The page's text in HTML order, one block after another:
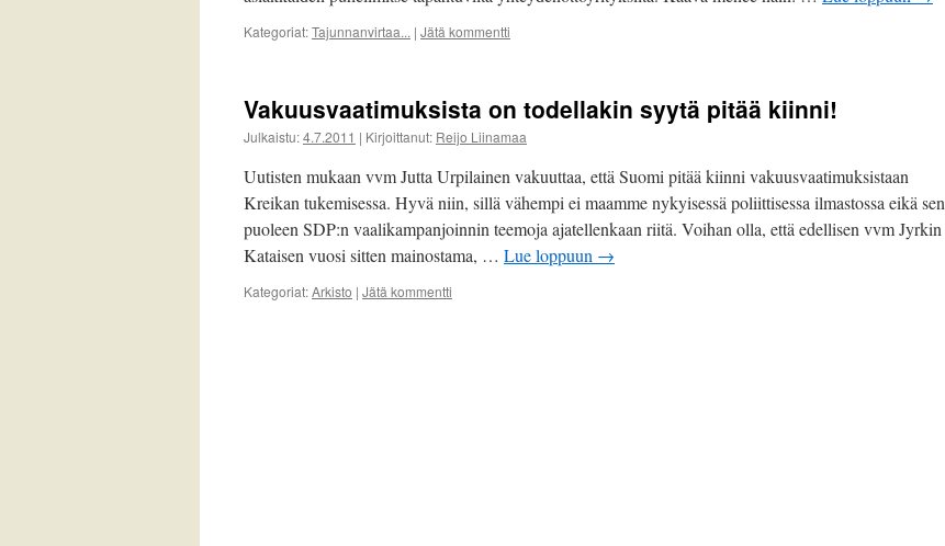
Kategoriat:Tajunnanvirtaa... | Jätä kommentti
Vakuusvaatimuksista on todellakin syytä pitää kiinni!
Julkaistu:4.7.2011 | Kirjoittanut: Reijo Liinamaa
Uutisten mukaan vvm Jutta Urpilainen vakuuttaa, että Suomi pitää kiinni vakuusvaatimuksistaan
Kreikan tukemisessa. Hyvä niin, sillä vähempi ei maamme nykyisessä poliittisessa ilmastossa eikä sen
puoleen SDP:n vaalikampanjoinnin teemoja ajatellenkaan riitä. Voihan olla, että edellisen vvm Jyrkin
Kataisen vuosi sitten mainostama, … Lue loppuun →
Kategoriat:Arkisto | Jätä kommentti